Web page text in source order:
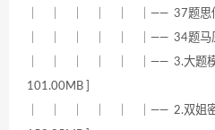
｜ ｜ ｜ ｜ ｜ ｜—— 37题思修
｜ ｜ ｜ ｜ ｜ ｜—— 34题马原
｜ ｜ ｜ ｜ ｜ ｜—— 3.大题模
101.00MB ]
｜ ｜ ｜ ｜ ｜ ｜—— 2.双姐密